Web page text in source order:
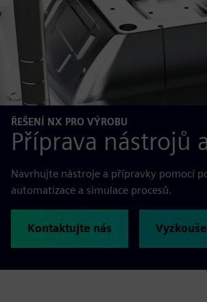
ŘEŠENÍ NX PRO VÝROBU
Příprava nástrojů
Navrhujte nástroje a přípravky pomocí
automatizace a simulace procesů.
Kontaktujte nás